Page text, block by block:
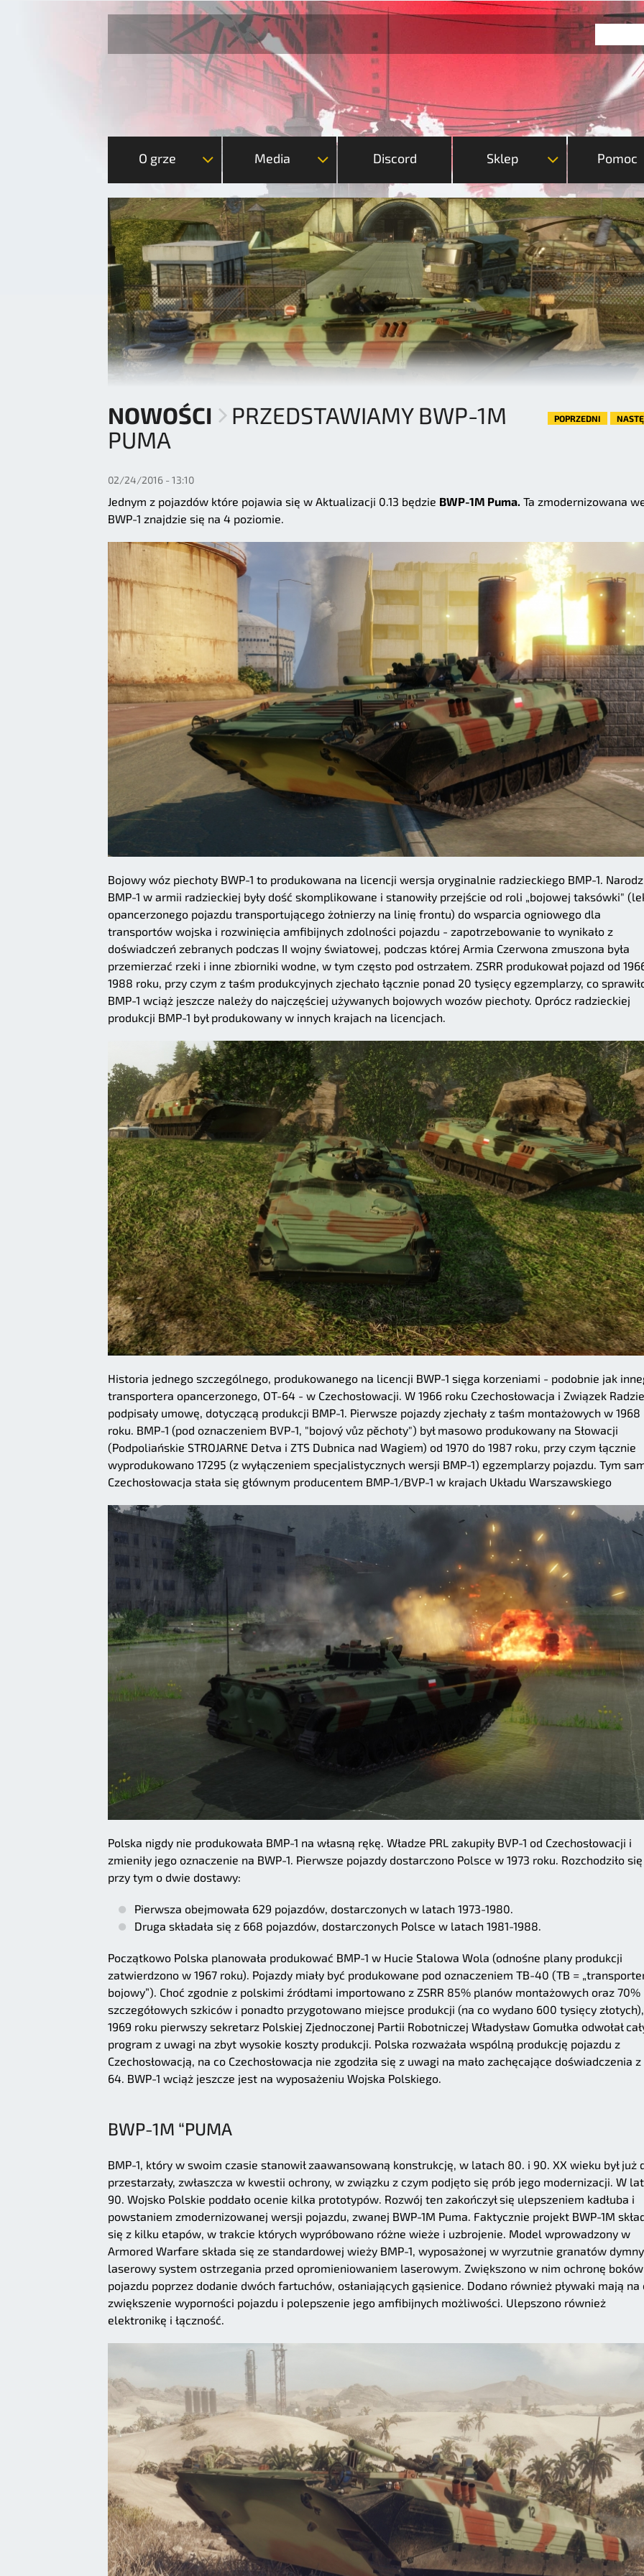
O grze Media Discord Sklep Pomoc
NOWOŚCI
PRZEDSTAWIAMY BWP-1M
PUMA
POPRZEDNI
02/24/2016 - 13:10
Jednym z pojazdów które pojawia się w Aktualizacji 0.13 będzie BWP-1M Puma. Ta zmodernizowana
BWP-1 znajdzie się na 4 poziomie.
Bojowy wóz piechoty BWP-1 to produkowana na licencji wersja oryginalnie radzieckiego BMP-1.
BMP-1 w armii radzieckiej były dość skomplikowane i stanowiły przejście od roli „bojowej taksówki"
opancerzonego pojazdu transportującego żołnierzy na linię frontu) do wsparcia ogniowego dla
transportów wojska i rozwinięcia amfibijnych zdolności pojazdu - zapotrzebowanie to wynikało z
doświadczeń zebranych podczas II wojny światowej, podczas której Armia Czerwona zmuszona była
przemierzać rzeki i inne zbiorniki wodne, w tym często pod ostrzałem. ZSRR produkował pojazd od
1988 roku, przy czym z taśm produkcyjnych zjechało łącznie ponad 20 tysięcy egzemplarzy, co
BMP-1 wciąż jeszcze należy do najczęściej używanych bojowych wozów piechoty. Oprócz radzieckiej
produkcji BMP-1 był produkowany w innych krajach na licencjach.
Historia jednego szczególnego, produkowanego na licencji BWP-1 sięga korzeniami - podobnie jak
transportera opancerzonego, OT-64 - w Czechosłowacji. W 1966 roku Czechosłowacja i Związek
podpisały umowę, dotyczącą produkcji BMP-1. Pierwsze pojazdy zjechały z taśm montażowych w 1968
roku. BMP-1 (pod oznaczeniem BVP-1, "bojový vůz pěchoty") był masowo produkowany na Słowacji
(Podpoliańskie STROJARNE Detva i ZTS Dubnica nad Wagiem) od 1970 do 1987 roku, przy czym łącznie
wyprodukowano 17295 (z wyłączeniem specjalistycznych wersji BMP-1) egzemplarzy pojazdu. Tym
Czechosłowacja stała się głównym producentem BMP-1/BVP-1 w krajach Układu Warszawskiego
Polska nigdy nie produkowała BMP-1 na własną rękę. Władze PRL zakupiły BVP-1 od Czechosłowacji i
zmieniły jego oznaczenie na BWP-1. Pierwsze pojazdy dostarczono Polsce w 1973 roku. Rozchodziło się
przy tym o dwie dostawy:
Pierwsza obejmowała 629 pojazdów, dostarczonych w latach 1973-1980.
Druga składała się z 668 pojazdów, dostarczonych Polsce w latach 1981-1988.
Początkowo Polska planowała produkować BMP-1 w Hucie Stalowa Wola (odnośne plany produkcji
zatwierdzono w 1967 roku). Pojazdy miały być produkowane pod oznaczeniem TB-40 (TB =
bojowy”). Choć zgodnie z polskimi źródłami importowano z ZSRR 85% planów montażowych oraz 70%
szczegółowych szkiców i ponadto przygotowano miejsce produkcji (na co wydano 600 tysięcy
1969 roku pierwszy sekretarz Polskiej Zjednoczonej Partii Robotniczej Władysław Gomułka odwołał
program z uwagi na zbyt wysokie koszty produkcji. Polska rozważała wspólną produkcję pojazdu z
Czechosłowacją, na co Czechosłowacja nie zgodziła się z uwagi na mało zachęcające doświadczenia z
64. BWP-1 wciąż jeszcze jest na wyposażeniu Wojska Polskiego.
BWP-1M “PUMA
BMP-1, który w swoim czasie stanowił zaawansowaną konstrukcję, w latach 80. i 90. XX wieku był już
przestarzały, zwłaszcza w kwestii ochrony, w związku z czym podjęto się prób jego modernizacji. W
90. Wojsko Polskie poddało ocenie kilka prototypów. Rozwój ten zakończył się ulepszeniem kadłuba i
powstaniem zmodernizowanej wersji pojazdu, zwanej BWP-1M Puma. Faktycznie projekt BWP-1M
się z kilku etapów, w trakcie których wypróbowano różne wieże i uzbrojenie. Model wprowadzony w
Armored Warfare składa się ze standardowej wieży BMP-1, wyposażonej w wyrzutnie granatów
laserowy system ostrzegania przed opromieniowaniem laserowym. Zwiększono w nim ochronę boków
pojazdu poprzez dodanie dwóch fartuchów, osłaniających gąsienice. Dodano również pływaki mają na
zwiększenie wyporności pojazdu i polepszenie jego amfibijnych możliwości. Ulepszono również
elektronikę i łączność.